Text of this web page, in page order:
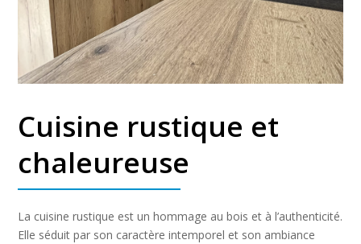
Cuisine rustique et
chaleureuse
La cuisine rustique est un hommage au bois et à l’authenticité.
Elle séduit par son caractère intemporel et son ambiance